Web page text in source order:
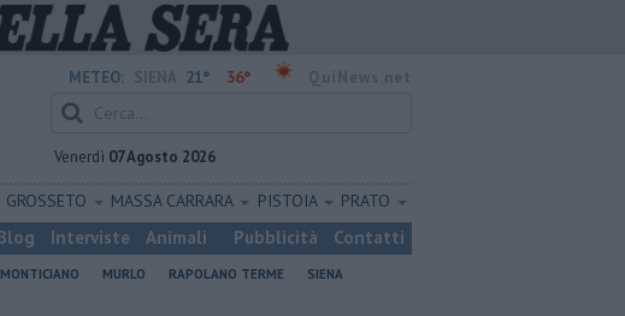
METEO: 21° 36°
Venerdì 07 Agosto 2026
GROSSETO MASSA CARRARA PISTOIA PRATO
Interviste Animali Pubblicità Contatti
MONTICIANO MURLO RAPOLANO TERME
SIENA